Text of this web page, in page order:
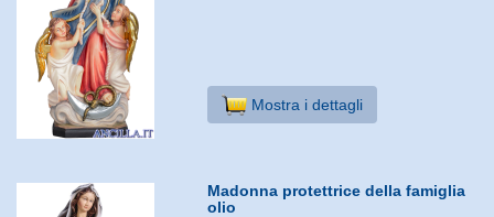
Mostra i dettagli
Madonna protettrice della famiglia
olio